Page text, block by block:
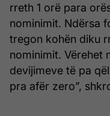
rreth 1 orë para
nominimit. Ndërsa
tregon kohën diku
nominimit. Vërehet
devijimeve të pa
pra afër zero”,